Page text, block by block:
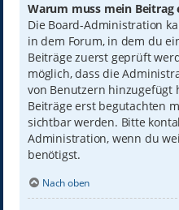
Warum muss mein Beitrag
Die Board-Administration
in dem Forum, in dem du
Beiträge zuerst geprüft
möglich, dass die
von Benutzern hinzugefügt
Beiträge erst begutachten
sichtbar werden. Bitte
Administration, wenn du
benötigst.
Nach oben